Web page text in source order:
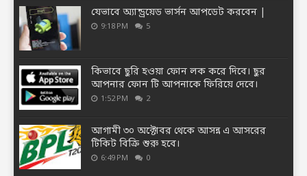
যেভাবে অ্যান্ড্রয়েড ভার্সন আপডেট করবেন |
9:18 PM 5
কিভাবে ছুরি হওয়া ফোন লক করে দিবে। ছুর
আপনার ফোন টি আপনাকে ফিরিয়ে দেবে।
1:52 PM 2
আগামী ৩০ অক্টোবর থেকে আসন্ন এ আসরের
টিকিট বিক্রি শুরু হবে।
6:49 PM 0